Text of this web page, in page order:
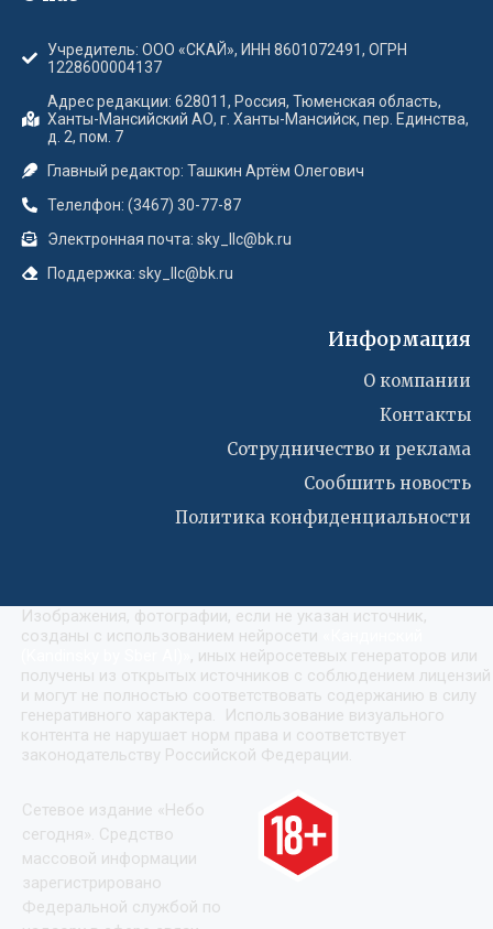
Учредитель: ООО «СКАЙ», ИНН 8601072491, ОГРН
1228600004137
Адрес редакции: 628011, Россия, Тюменская область,
Ханты-Мансийский АО, г. Ханты-Мансийск, пер. Единства,
д. 2, пом. 7
Главный редактор: Ташкин Артём Олегович
Телелфон: (3467) 30-77-87
Электронная почта: sky_llc@bk.ru
Поддержка: sky_llc@bk.ru
Информация
О компании
Контакты
Сотрудничество и реклама
Сообшить новость
Политика конфиденциальности
Изображения, фотографии, если не указан источник,
созданы с использованием нейросети
, иных нейросетевых генераторов или
получены из открытых источников с соблюдением лицензий
и могут не полностью соответствовать содержанию в силу
генеративного характера. Использование визуального
контента не нарушает норм права и соответствует
законодательству Российской Федерации.
Сетевое издание «Небо
сегодня». Средство
массовой информации
зарегистрировано
Федеральной службой по